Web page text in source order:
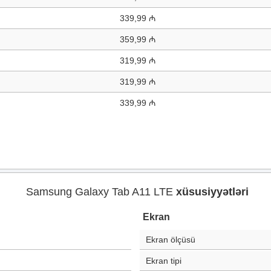
339,99 ₼
359,99 ₼
319,99 ₼
319,99 ₼
339,99 ₼
Samsung Galaxy Tab A11 LTE xüsusiyyətləri
Ekran
Ekran ölçüsü
Ekran tipi